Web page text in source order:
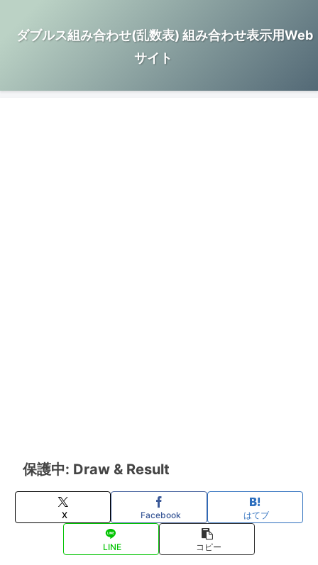
ダブルス組み合わせ(乱数表) 組み合わせ表示用Web
サイト
保護中: Draw & Result
X Facebook はてブ
LINE コピー